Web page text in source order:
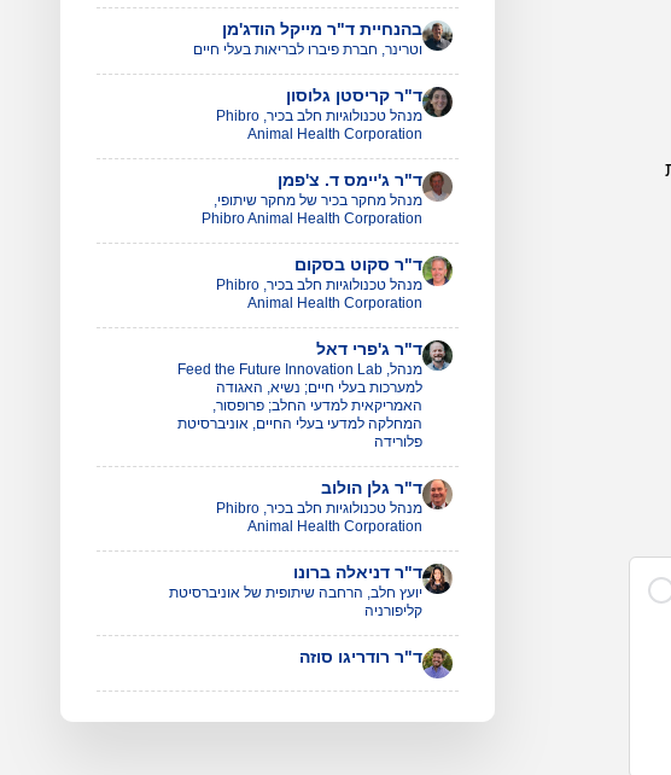
בהנחיית ד"ר מייקל הודג'מן
וטרינר, חברת פיברו לבריאות בעלי חיים
ד"ר קריסטן גלוסון
מנהל טכנולוגיות חלב בכיר, Phibro
Animal Health Corporation
ד"ר ג'יימס ד. צ'פמן
מנהל מחקר בכיר של מחקר שיתופי,
Phibro Animal Health Corporation
ד"ר סקוט בסקום
מנהל טכנולוגיות חלב בכיר, Phibro
Animal Health Corporation
ד"ר ג'פרי דאל
מנהל, Feed the Future Innovation Lab
למערכות בעלי חיים; נשיא, האגודה
האמריקאית למדעי החלב; פרופסור,
המחלקה למדעי בעלי החיים, אוניברסיטת
פלורידה
ד"ר גלן הולוב
מנהל טכנולוגיות חלב בכיר, Phibro
Animal Health Corporation
ד"ר דניאלה ברונו
יועץ חלב, הרחבה שיתופית של אוניברסיטת
קליפורניה
ד"ר רודריגו סוזה